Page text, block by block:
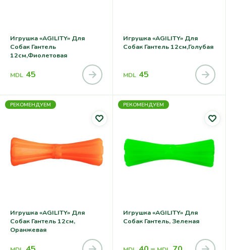
Игрушка «AGILITY» Для
Собак Гантель
12см,фиолетовая
MDL 45
Игрушка «AGILITY» Для
Собак Гантель 12см,голубая
MDL 45
РЕКОМЕНДУЕМ
Игрушка «AGILITY» Для
Собак Гантель 12см,
Оранжевая
РЕКОМЕНДУЕМ
Игрушка «AGILITY» Для
Собак Гантель, Зеленая